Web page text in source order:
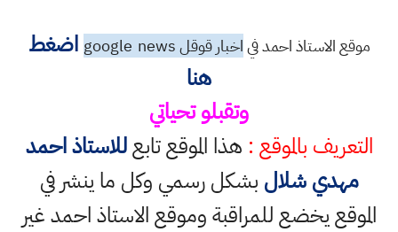
موقع الاستاذ احمد فياخبار قوقل googlenews
اضغط
هنا
وتقبلو تحياتي
التعريف بالموقع : هذا الموقع تابعللاستاذ احمد
مهدي شلال بشكل رسمي وكل ما ينشر في
الموقع يخضع للمراقبة وموقع الاستاذ احمد غير